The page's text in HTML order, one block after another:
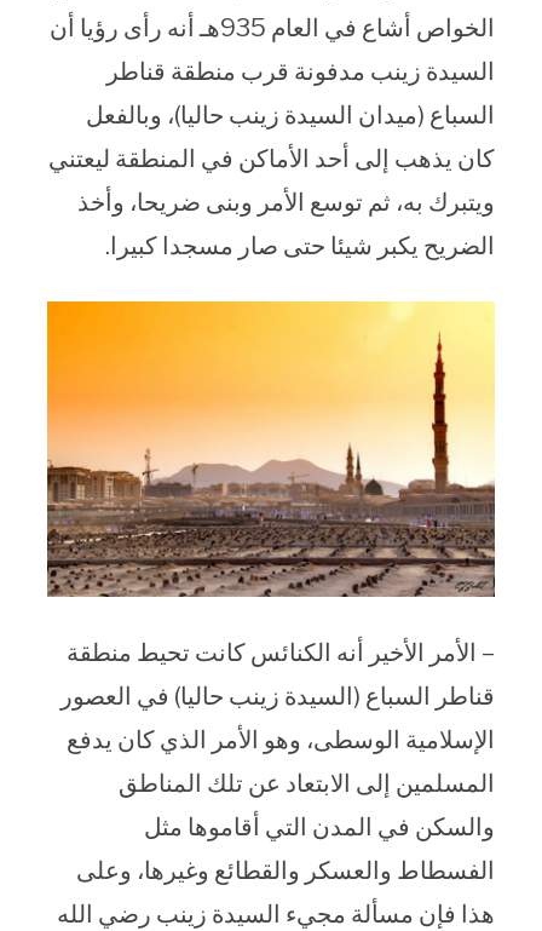
الخواص أشاع في العام 935هـ أنه رأى رؤيا أن
السيدة زينب مدفونة قرب منطقة قناطر
السباع (ميدان السيدة زينب حاليا)، وبالفعل
كان يذهب إلى أحد الأماكن في المنطقة ليعتني
ويتبرك به، ثم توسع الأمر وبنى ضريحا، وأخذ
الضريح يكبر شيئا حتى صار مسجدا كبيرا.
– الأمر الأخير أنه الكنائس كانت تحيط منطقة
قناطر السباع (السيدة زينب حاليا) في العصور
الإسلامية الوسطى، وهو الأمر الذي كان يدفع
المسلمين إلى الابتعاد عن تلك المناطق
والسكن في المدن التي أقاموها مثل
الفسطاط والعسكر والقطائع وغيرها، وعلى
هذا فإن مسألة مجيء السيدة زينب رضي الله